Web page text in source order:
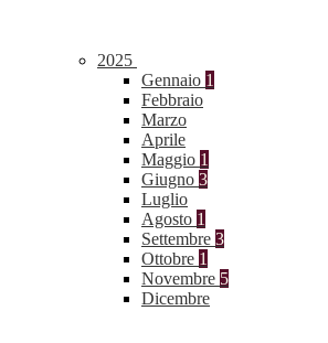
2025
Gennaio 1
Febbraio
Marzo
Aprile
Maggio 1
Giugno 3
Luglio
Agosto 1
Settembre 3
Ottobre 1
Novembre 5
Dicembre